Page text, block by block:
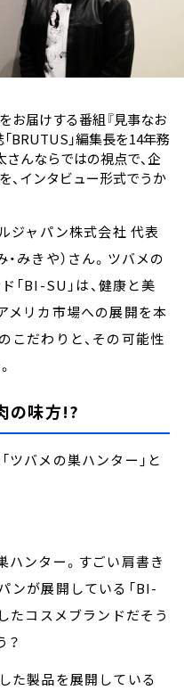
お届けする番組『見事なお
BRUTUS」編集長を14年務
んならではの視点で、企
、インタビュー形式でうか
ジャパン株式会社 代表
みきや）さん。ツバメの
「BI-SU」は、健康と美
メリカ市場への展開を本
こだわりと、その可能性
の味方!?
バメの巣ハンター」と
ンター。すごい肩書き
ンが展開している「BI-
たコスメブランドだそう
？
た製品を展開している